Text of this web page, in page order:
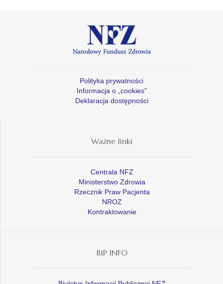
Polityka prywatności
Informacja o „cookies”
Deklaracja dostępności
Ważne linki
Centrala NFZ
Ministerstwo Zdrowia
Rzecznik Praw Pacjenta
NROZ
Kontraktowanie
BIP INFO